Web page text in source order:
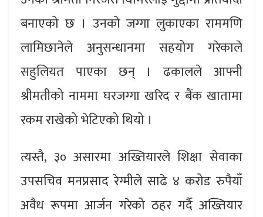
बनाएको छ । उनको जग्गा लुकाएका राममणि
लामिछानेले अनुसन्धानमा सहयोग गरेकाले
सहुलियत पाएका छन् । ढकालले आफ्नी
श्रीमतीको नाममा घरजग्गा खरिद र बैंक खातामा
रकम राखेको भेटिएको थियो ।
त्यस्तै, ३० असारमा अख्तियारले शिक्षा सेवाका
उपसचिव मनप्रसाद रेग्मीले साढे ४ करोड रुपैयाँ
अवैध रूपमा आर्जन गरेको ठहर गर्दै अख्तियार